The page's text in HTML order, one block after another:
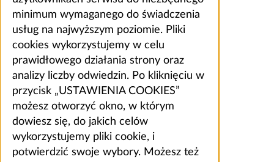
minimum wymaganego do świadczenia
usług na najwyższym poziomie. Pliki
cookies wykorzystujemy w celu
prawidłowego działania strony oraz
analizy liczby odwiedzin. Po kliknięciu w
przycisk „USTAWIENIA COOKIES”
możesz otworzyć okno, w którym
dowiesz się, do jakich celów
wykorzystujemy pliki cookie, i
potwierdzić swoje wybory. Możesz też